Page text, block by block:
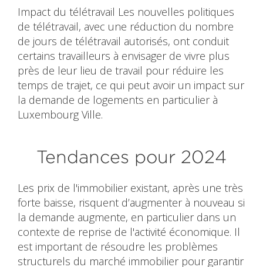
Impact du télétravail Les nouvelles politiques
de télétravail, avec une réduction du nombre
de jours de télétravail autorisés, ont conduit
certains travailleurs à envisager de vivre plus
près de leur lieu de travail pour réduire les
temps de trajet, ce qui peut avoir un impact sur
la demande de logements en particulier à
Luxembourg Ville.
Tendances pour 2024
Les prix de l'immobilier existant, après une très
forte baisse, risquent d’augmenter à nouveau si
la demande augmente, en particulier dans un
contexte de reprise de l'activité économique. Il
est important de résoudre les problèmes
structurels du marché immobilier pour garantir